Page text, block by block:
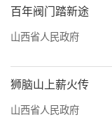
熠光辉，点缀着
生活。
丰厚家底
表里山河
特的三晋文化特
百年阀门踏新途
山西省人民政府
狮脑山上薪火传
山西省人民政府